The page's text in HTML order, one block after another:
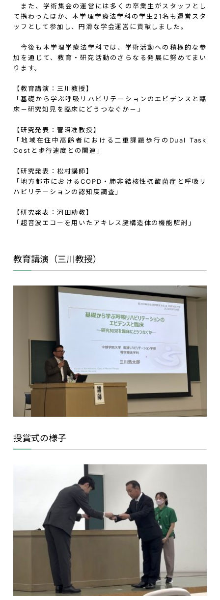
また、学術集会の運営には多くの卒業生がスタッフとし
て携わったほか、本学理学療法学科の学生 21名も運営スタ
ッフとして参加し、円滑な学会運営に貢献しました。
今後も本学理学療法学科では、学術活動への積極的な参
加を通じて、教育・研究活動のさらなる発展に努めてまい
ります。
【教育講演：三川教授】
「基礎から学ぶ呼吸リハビリテーションのエビデンスと臨
床－研究知見を臨床にどうつなぐか－」
【研究発表：菅沼准教授】
「地域在住中高齢者における二重課題歩行の Dual Task
Cost と歩行速度との関連」
【研究発表：松村講師】
「地方都市におけるCOPD ・肺非結核性抗酸菌症と呼吸リ
ハビリテーションの認知度調査」
【研究発表：河田助教】
「超音波エコーを用いたアキレス腱構造体の機能解剖」
教育講演（三川教授）
授賞式の様子